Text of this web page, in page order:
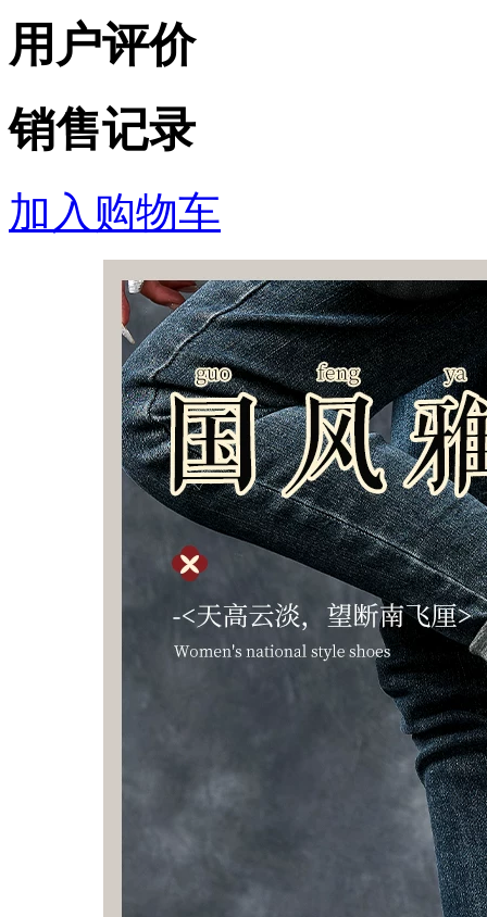
用户评价
销售记录
加入购物车